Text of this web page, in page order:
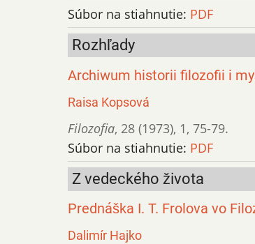
Súbor na stiahnutie: PDF
Rozhľady
Archiwum historii filozofii i
Raisa Kopsová
Filozofia, 28 (1973), 1, 75-79.
Súbor na stiahnutie: PDF
Z vedeckého života
Prednáška I. T. Frolova vo
Dalimír Hajko